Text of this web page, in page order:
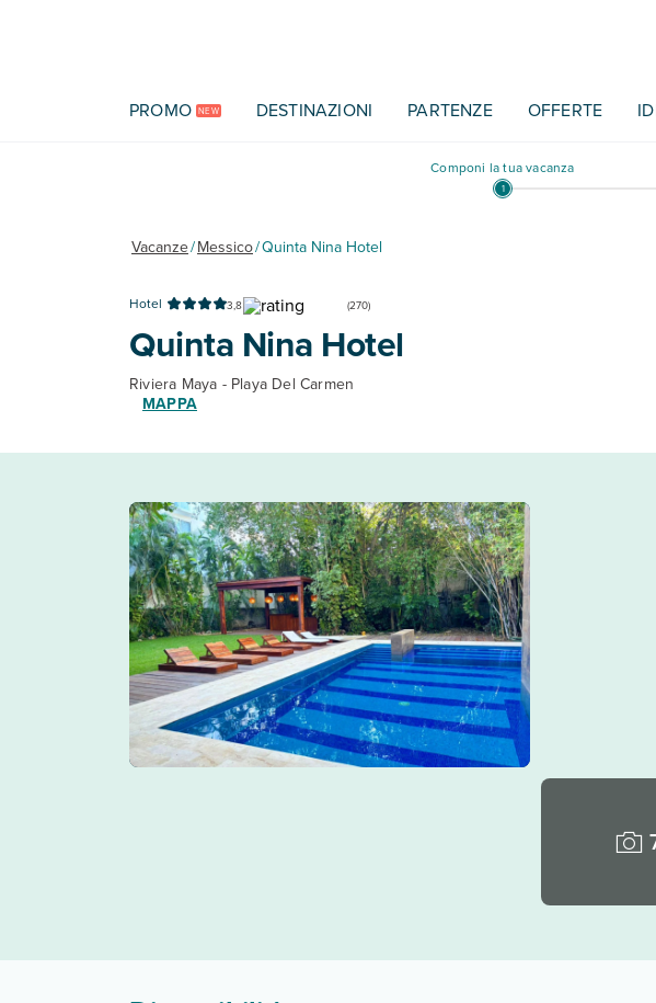
PROMO NEW DESTINAZIONI PARTENZE OFFERTE
Componi la tua vacanza
Vacanze/Messico/Quinta Nina Hotel
Hotel 3,8 (270)
Quinta Nina Hotel
Riviera Maya - Playa Del Carmen
MAPPA